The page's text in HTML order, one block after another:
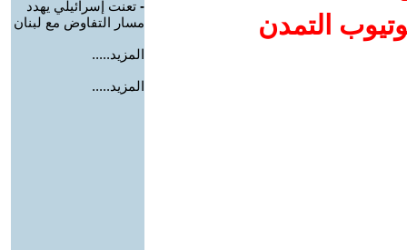
التمدن
- تعنت إسرائيلي يهدد
مسار التفاوض مع لبنان
المزيد.....
المزيد.....